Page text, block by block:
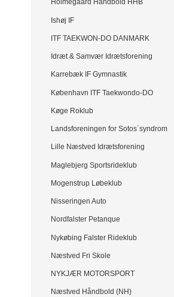
Holmegaard Håndbold HHB
Ishøj IF
ITF TAEKWON-DO DANMARK
Idræt & Samvær Idrætsforening
Karrebæk IF Gymnastik
København ITF Taekwondo-DO
Køge Roklub
Landsforeningen for Sotos´syndrom
Lille Næstved Idrætsforening
Maglebjerg Sportsrideklub
Mogenstrup Løbeklub
Nisseringen Auto
Nordfalster Petanque
Nykøbing Falster Rideklub
Næstved Fri Skole
NYKJÆR MOTORSPORT
Næstved Håndbold (NH)